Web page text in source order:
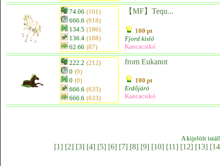
74.06 (101)
666.6 (918)
134.5 (186)
136.4 (188)
62.66 (87)
【MF】Tequ...
100 pt
Fjord kisló
Kancacsikó
222.2 (212)
0 (0)
0 (0)
666.6 (635)
666.6 (633)
from Eukanot
100 pt
Erdőjáró
Kancacsikó
A kijelölt
[1] [2] [3] [4] [5] [6] [7] [8] [9] [10] [11] [12] [13]